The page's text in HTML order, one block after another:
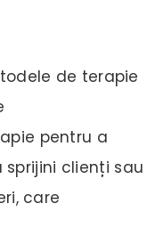
de terapie
pentru a
clienți sau
care